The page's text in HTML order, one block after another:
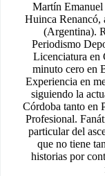
Martín Emanuel
Huinca Renancó,
(Argentina).
Periodismo
Licenciatura en
minuto cero en
Experiencia en
siguiendo la
Córdoba tanto en
Profesional.
particular del
que no tiene
historias por